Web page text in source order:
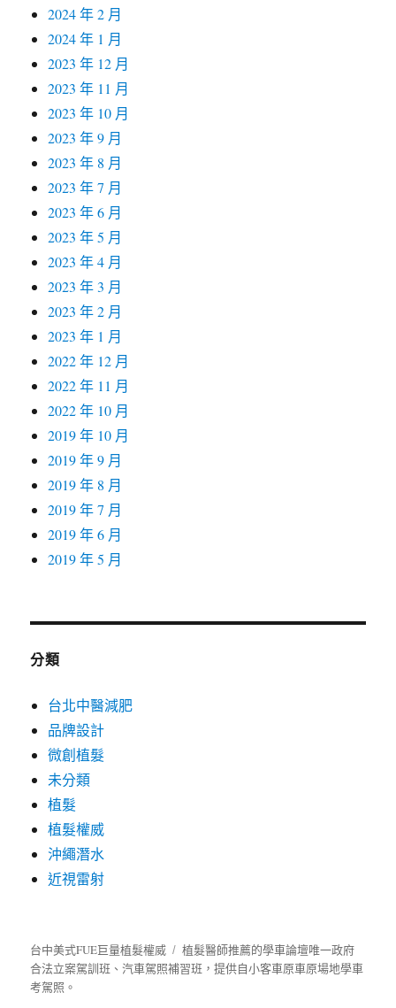
2024 年 2 月
2024 年 1 月
2023 年 12 月
2023 年 11 月
2023 年 10 月
2023 年 9 月
2023 年 8 月
2023 年 7 月
2023 年 6 月
2023 年 5 月
2023 年 4 月
2023 年 3 月
2023 年 2 月
2023 年 1 月
2022 年 12 月
2022 年 11 月
2022 年 10 月
2019 年 10 月
2019 年 9 月
2019 年 8 月
2019 年 7 月
2019 年 6 月
2019 年 5 月
分類
台北中醫減肥
品牌設計
微創植髮
未分類
植髮
植髮權威
沖繩潛水
近視雷射
台中美式FUE巨量植髮權威 植髮醫師推薦的學車論壇唯一政府
合法立案駕訓班、汽車駕照補習班，提供自小客車原車原場地學車
考駕照。